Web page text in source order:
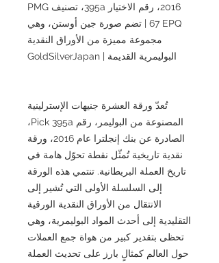
2016، رقم الاختيار 395a، تصنيف PMG
67 EPQ | تضم صورة جين أوستن، وهي
مجموعة مميزة من الأوراق النقدية
البوليمرية القديمة | GoldSilverJapan
تُعدّ ورقة العشرة جنيهات الإسترلينية
المصنوعة من البوليمر، رقم Pick 395a،
الصادرة عن بنك إنجلترا عام 2016، ورقة
نقدية تاريخية تُمثّل نقطة تحوّل هامة في
تاريخ العملة البريطانية. تنتمي هذه الورقة
إلى السلسلة الأولى التي تُشير إلى
الانتقال من الأوراق النقدية الورقية
التقليدية إلى أحدث المواد البوليمرية، وهي
تحظى بتقدير كبير من هواة جمع العملات
حول العالم كمثالٍ بارز على تحديث العملة